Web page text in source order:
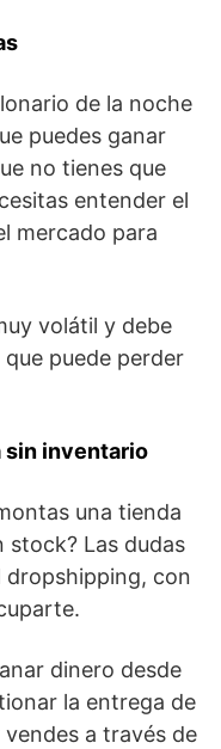
de la noche
puedes ganar
no tienes que
entender el
mercado para
volátil y debe
puede perder
sin inventario
una tienda
stock? Las dudas
dropshipping, con
dinero desde
la entrega de
a través de